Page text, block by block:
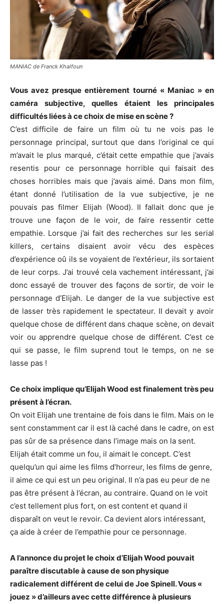
MANIAC de Franck Khalfoun
Vous avez presque entièrement tourné « Maniac » en
caméra subjective, quelles étaient les principales
difficultés liées à ce choix de mise en scène ?
C’est difficile de faire un film où tu ne vois pas le
personnage principal, surtout que dans l’original ce qui
m’avait le plus marqué, c’était cette empathie que j’avais
resentis pour ce personnage horrible qui faisait des
choses horribles mais que j’avais aimé. Dans mon film,
étant donné l’utilisation de la vue subjective, je ne
pouvais pas filmer Elijah (Wood). Il fallait donc que je
trouve une façon de le voir, de faire ressentir cette
empathie. Lorsque j’ai fait des recherches sur les serial
killers, certains disaient avoir vécu des espèces
d’expérience oû ils se voyaient de l’extérieur, ils sortaient
de leur corps. J’ai trouvé cela vachement intéressant, j’ai
donc essayé de trouver des façons de sortir, de voir le
personnage d’Elijah. Le danger de la vue subjective est
de lasser très rapidement le spectateur. Il devait y avoir
quelque chose de différent dans chaque scène, on devait
voir ou apprendre quelque chose de différent. C’est ce
qui se passe, le film suprend tout le temps, on ne se
lasse pas !
Ce choix implique qu’Elijah Wood est finalement très peu
présent à l’écran.
On voit Elijah une trentaine de fois dans le film. Mais on le
sent constamment car il est là caché dans le cadre, on est
pas sûr de sa présence dans l’image mais on la sent.
Elijah était comme un fou, il aimait le concept. C’est
quelqu’un qui aime les films d’horreur, les films de genre,
il aime ce qui est un peu original. Il n’a pas eu peur de ne
pas être présent à l’écran, au contraire. Quand on le voit
c’est tellement plus fort, on est content et quand il
disparaît on veut le revoir. Ca devient alors intéressant,
ça aide à créer de l’empathie pour ce personnage.
A l’annonce du projet le choix d’Elijah Wood pouvait
paraître discutable à cause de son physique
radicalement différent de celui de Joe Spinell. Vous «
jouez » d’ailleurs avec cette différence à plusieurs